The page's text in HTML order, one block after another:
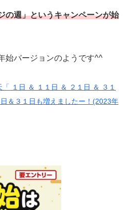
の週」というキャンペーンが始
始バージョンのようです^^
「 １日 ＆ １１日 ＆ ２１日 ＆ ３１
＆３１日も増えましたー！(2023年